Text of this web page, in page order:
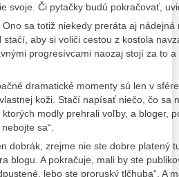
svoje. Či pytačky budú pokračovať,
sa totiž niekedy preráta aj
aby si voliči cestou z kostola
progresívcami naozaj stojí za to
dramatické momenty sú len v
koži. Stačí napísať niečo, čo sa
modly prehrali voľby, a bloger,
sa“.
dobrák, zrejme nie ste dobre platený
blogu. A pokračuje, mali by ste
lebo ste proruský tlčhuba“. A